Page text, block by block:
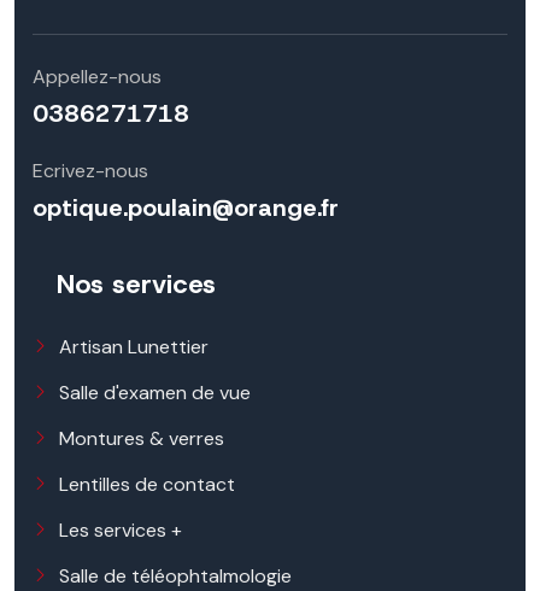
Appellez-nous
0386271718
Ecrivez-nous
optique.poulain@orange.fr
Nos services
Artisan Lunettier
Salle d'examen de vue
Montures & verres
Lentilles de contact
Les services +
Salle de téléophtalmologie